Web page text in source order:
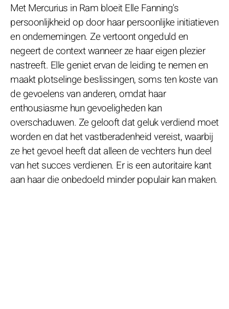
Met Mercurius in Ram bloeit Elle Fanning's
persoonlijkheid op door haar persoonlijke initiatieven
en ondernemingen. Ze vertoont ongeduld en
negeert de context wanneer ze haar eigen plezier
nastreeft. Elle geniet ervan de leiding te nemen en
maakt plotselinge beslissingen, soms ten koste van
de gevoelens van anderen, omdat haar
enthousiasme hun gevoeligheden kan
overschaduwen. Ze gelooft dat geluk verdiend moet
worden en dat het vastberadenheid vereist, waarbij
ze het gevoel heeft dat alleen de vechters hun deel
van het succes verdienen. Er is een autoritaire kant
aan haar die onbedoeld minder populair kan maken.